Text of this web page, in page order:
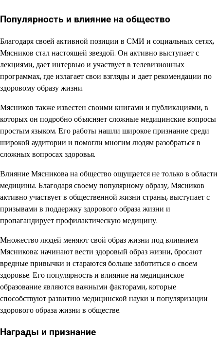
Популярность и влияние на общество
Благодаря своей активной позиции в СМИ и социальных сетях,
Мясников стал настоящей звездой. Он активно выступает с
лекциями, дает интервью и участвует в телевизионных
программах, где излагает свои взгляды и дает рекомендации по
здоровому образу жизни.
Мясников также известен своими книгами и публикациями, в
которых он подробно объясняет сложные медицинские вопросы
простым языком. Его работы нашли широкое признание среди
широкой аудитории и помогли многим людям разобраться в
сложных вопросах здоровья.
Влияние Мясникова на общество ощущается не только в области
медицины. Благодаря своему популярному образу, Мясников
активно участвует в общественной жизни страны, выступает с
призывами в поддержку здорового образа жизни и
пропагандирует профилактическую медицину.
Множество людей меняют свой образ жизни под влиянием
Мясникова: начинают вести здоровый образ жизни, бросают
вредные привычки и стараются больше заботиться о своем
здоровье. Его популярность и влияние на медицинское
образование являются важными факторами, которые
способствуют развитию медицинской науки и популяризации
здорового образа жизни в обществе.
Награды и признание